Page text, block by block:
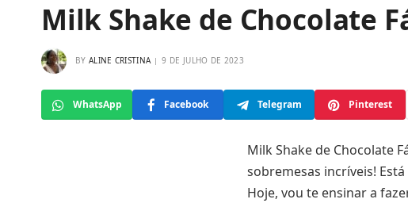
Milk Shake de Chocolate
BY ALINE CRISTINA 9 DE JULHO DE 2023
WhatsApp Facebook Telegram Pinterest
Milk Shake de Chocolate
sobremesas incríveis!
Hoje, vou te ensinar a